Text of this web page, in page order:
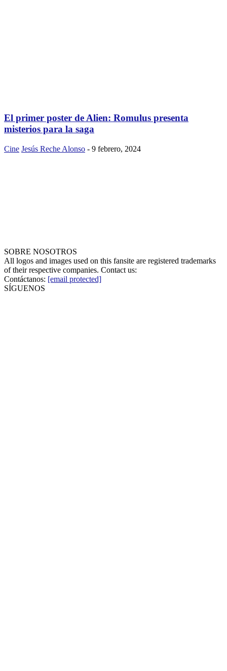
El primer poster de Alien: Romulus presenta
misterios para la saga
Cine Jesús Reche Alonso - 9 febrero, 2024
SOBRE NOSOTROS
All logos and images used on this fansite are registered trademarks
of their respective companies. Contact us:
Contáctanos: [email protected]
SÍGUENOS